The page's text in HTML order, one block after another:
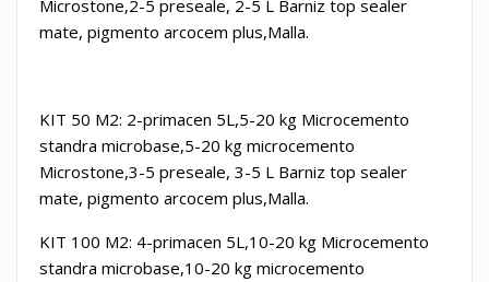
Microstone,2-5 preseale, 2-5 L Barniz top sealer
mate, pigmento arcocem plus,Malla.
KIT 50 M2: 2-primacen 5L,5-20 kg Microcemento
standra microbase,5-20 kg microcemento
Microstone,3-5 preseale, 3-5 L Barniz top sealer
mate, pigmento arcocem plus,Malla.
KIT 100 M2: 4-primacen 5L,10-20 kg Microcemento
standra microbase,10-20 kg microcemento